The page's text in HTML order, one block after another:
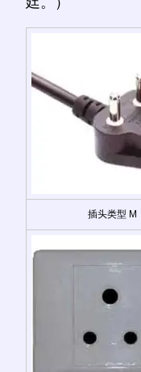
插头类型 M